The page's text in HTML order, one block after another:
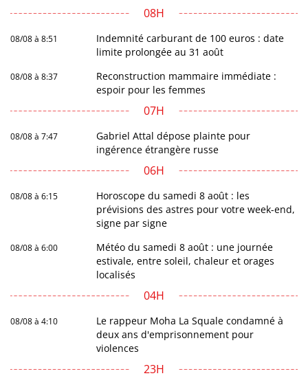
08H
08/08 à 8:51
Indemnité carburant de 100 euros : date
limite prolongée au 31 août
08/08 à 8:37
Reconstruction mammaire immédiate :
espoir pour les femmes
07H
08/08 à 7:47
Gabriel Attal dépose plainte pour
ingérence étrangère russe
06H
08/08 à 6:15
Horoscope du samedi 8 août : les
prévisions des astres pour votre week-end,
signe par signe
08/08 à 6:00
Météo du samedi 8 août : une journée
estivale, entre soleil, chaleur et orages
localisés
04H
08/08 à 4:10
Le rappeur Moha La Squale condamné à
deux ans d'emprisonnement pour
violences
23H